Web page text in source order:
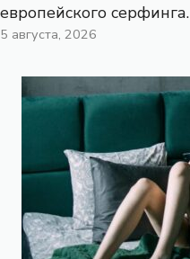
европейского серфинга.
5 августа, 2026